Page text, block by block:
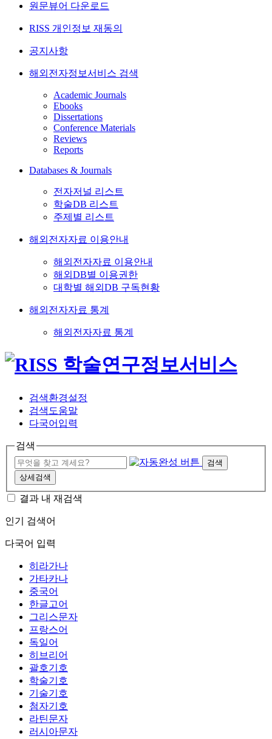
원문뷰어 다운로드
RISS 개인정보 재동의
공지사항
해외전자정보서비스 검색
Academic Journals
Ebooks
Dissertations
Conference Materials
Reviews
Reports
Databases & Journals
전자저널 리스트
학술DB 리스트
주제별 리스트
해외전자자료 이용안내
해외전자자료 이용안내
해외DB별 이용권한
대학별 해외DB 구독현황
해외전자자료 통계
해외전자자료 통계
검색환경설정
검색도움말
다국어입력
검색
검색
상세검색
결과 내 재검색
인기 검색어
다국어 입력
히라가나
가타카나
중국어
한글고어
그리스문자
프랑스어
독일어
히브리어
괄호기호
학술기호
기술기호
첨자기호
라틴문자
러시아문자